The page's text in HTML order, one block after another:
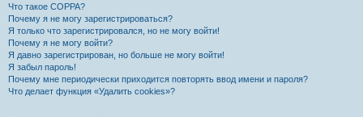
Что такое COPPA?
Почему я не могу зарегистрироваться?
Я только что зарегистрировался, но не могу войти!
Почему я не могу войти?
Я давно зарегистрирован, но больше не могу войти!
Я забыл пароль!
Почему мне периодически приходится повторять ввод имени и пароля?
Что делает функция «Удалить cookies»?